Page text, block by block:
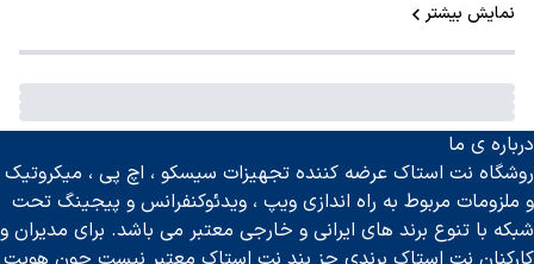
نمایش بیشتر
درباره ی ما
روشگاه نت استاک عرضه کننده تجهیزات سیسکو ، اچ پی ، میکروتیک
و ملزومات مربوط به راه اندازی ویپ ، ویدئوکنفرانس و پیجینگ تحت
شبکه با تنوع برند های ایرانی و خارجی معتبر می باشد. برای مدیران و